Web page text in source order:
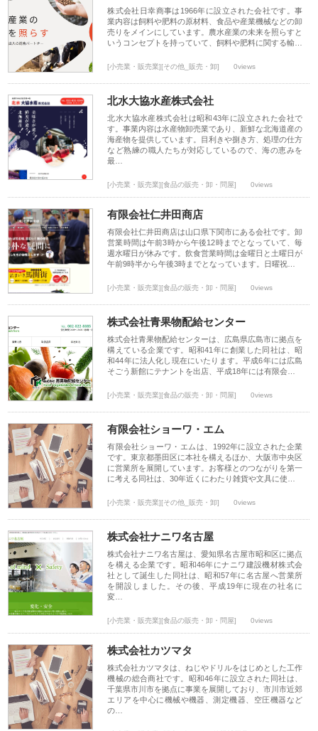
株式会社日幸商事は1966年に設立された会社です。事
業内容は飼料や肥料の原材料、食品や産業機械などの卸
売りをメインにしています。農水産業の未来を照らすと
いうコンセプトを持っていて、飼料や肥料に関する輸…
[小売業・販売業][その他_販売・卸] 0views
北水大協水産株式会社
北水大協水産株式会社は昭和43年に設立された会社で
す。事業内容は水産物卸売業であり、新鮮な北海道産の
海産物を提供しています。目利きや捌き方、処理の仕方
など熟練の職人たちが対応しているので、海の恵みを
最…
[小売業・販売業][食品の販売・卸・問屋] 0views
有限会社仁井田商店
有限会社仁井田商店は山口県下関市にある会社です。卸
営業時間は午前3時から午後12時までとなっていて、毎
週水曜日が休みです。飲食営業時間は金曜日と土曜日が
午前9時半から午後3時までとなっています。日曜祝…
[小売業・販売業][食品の販売・卸・問屋] 0views
株式会社青果物配給センター
株式会社青果物配給センターは、広島県広島市に拠点を
構えている企業です。昭和41年に創業した同社は、昭
和44年に法人化し現在にいたります。平成6年には広島
そごう新館にテナントを出店、平成18年には有限会…
[小売業・販売業][食品の販売・卸・問屋] 0views
有限会社ショーワ・エム
有限会社ショーワ・エムは、1992年に設立された企業
です。東京都墨田区に本社を構えるほか、大阪市中央区
に営業所を展開しています。お客様とのつながりを第一
に考える同社は、30年近くにわたり雑貨や文具に使…
[小売業・販売業][その他_販売・卸] 0views
株式会社ナニワ名古屋
株式会社ナニワ名古屋は、愛知県名古屋市昭和区に拠点
を構える企業です。昭和46年にナニワ建設機材株式会
社として誕生した同社は、昭和57年に名古屋へ営業所
を開設しました。その後、平成19年に現在の社名に
変…
[小売業・販売業][食品の販売・卸・問屋] 0views
株式会社カツマタ
株式会社カツマタは、ねじやドリルをはじめとした工作
機械の総合商社です。昭和46年に設立された同社は、
千葉県市川市を拠点に事業を展開しており、市川市近郊
エリアを中心に機械や機器、測定機器、空圧機器など
の…